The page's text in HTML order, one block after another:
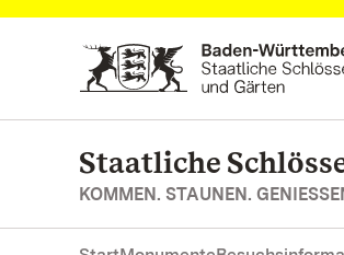
Zum Hauptinhalt springen
Staatliche
KOMMEN. STAUNEN.